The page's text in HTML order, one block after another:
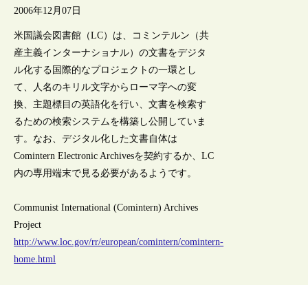
2006年12月07日
米国議会図書館（LC）は、コミンテルン（共
産主義インターナショナル）の文書をデジタ
ル化する国際的なプロジェクトの一環とし
て、人名のキリル文字からローマ字への変
換、主題標目の英語化を行い、文書を検索す
るための検索システムを構築し公開していま
す。なお、デジタル化した文書自体は
Comintern Electronic Archivesを契約するか、LC
内の専用端末で見る必要があるようです。
Communist International (Comintern) Archives
Project
http://www.loc.gov/rr/european/comintern/comintern-
home.html